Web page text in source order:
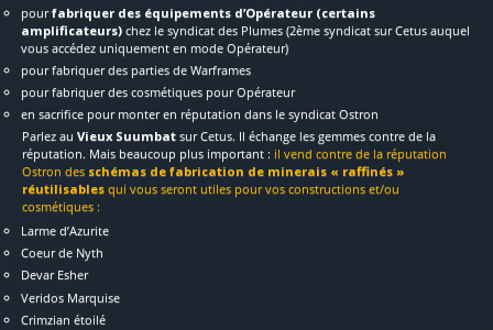
pourfabriquer des équipements d’Opérateur (certains
amplificateurs) chez le syndicat des Plumes (2ème syndicat sur Cetus auquel
vous accédez uniquement en mode Opérateur)
pour fabriquer des parties de Warframes
pour fabriquer des cosmétiques pour Opérateur
en sacrifice pour monter en réputation dans le syndicat Ostron
Parlez au Vieux Suumbat sur Cetus. Il échange les gemmes contre de la
réputation. Mais beaucoup plus important : il vend contre de la réputation
Ostron des schémas de fabrication de minerais « raffinés »
réutilisables qui vous seront utiles pour vos constructions et/ou
cosmétiques :
Larme d’Azurite
Coeur de Nyth
Devar Esher
Veridos Marquise
Crimzian étoilé